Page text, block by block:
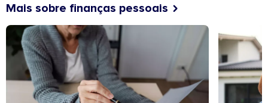
Mais sobre finanças pessoais